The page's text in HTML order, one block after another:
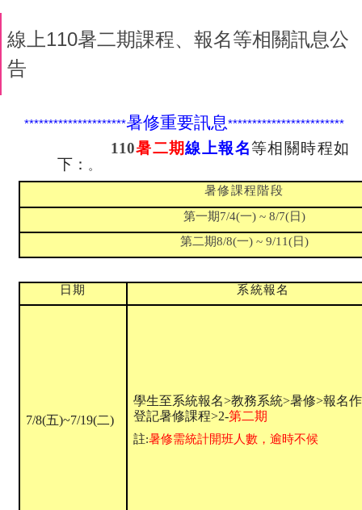
線上110暑二期課程、報名等相關訊息公
告
*********************暑修重要訊息************************
110暑二期線上報名等相關時程如
下：
。
暑修課程階段
第一期7/4(一) ~ 8/7(日)
第二期8/8(一) ~ 9/11(日)
日期 系統報名
7/8(五)~7/19(二)
學生至系統報名>教務系統>暑修>報名
登記暑修課程>2-第二期
註:暑修需統計開班人數，逾時不候